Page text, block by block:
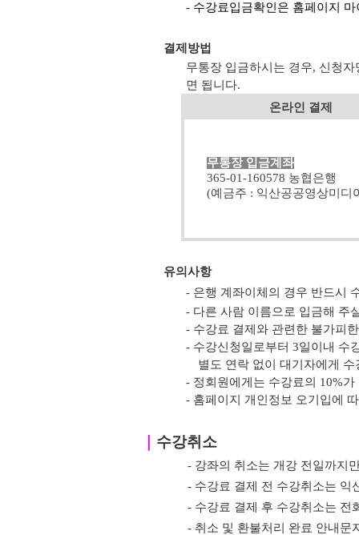
- 수강료입금확인은 홈페이지
결제방법
무통장 입금하시는 경우, 신청
면 됩니다.
온라인 결제
무통장 입금계좌
365-01-160578 농협은행
(예금주 : 익산공공영상미디
유의사항
- 은행 계좌이체의 경우 반드시
- 다른 사람 이름으로 입금해 주
- 수강료 결제와 관련한 불가피
- 수강신청일로부터 3일이내 수
별도 연락 없이 대기자에게
- 정회원에게는 수강료의 10%
- 홈페이지 개인정보 오기입에
수강취소
- 강좌의 취소는 개강 전일까지
- 수강료 결제 전 수강취소는 익
- 수강료 결제 후 수강취소는 전
- 취소 및 환불처리 완료 안내문